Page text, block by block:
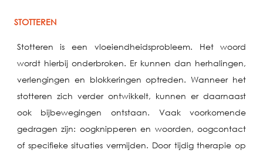
STOTTEREN
Stotteren is een vloeiendheidsprobleem. Het woord
wordt hierbij onderbroken. Er kunnen dan herhalingen,
verlengingen en blokkeringen optreden. Wanneer het
stotteren zich verder ontwikkelt, kunnen er daarnaast
ook bijbewegingen ontstaan. Vaak voorkomende
gedragen zijn: oogknipperen en woorden, oogcontact
of specifieke situaties vermijden. Door tijdig therapie op